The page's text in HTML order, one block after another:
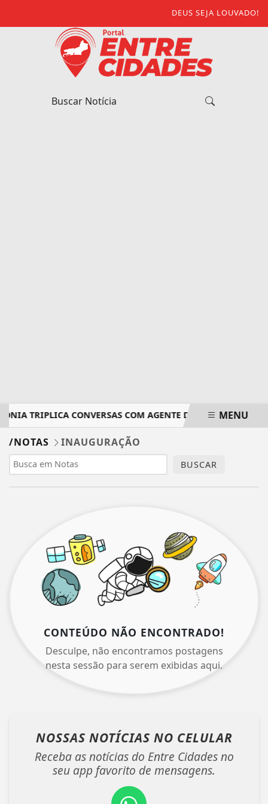
DEUS SEJA LOUVADO!
TRIPLICA CONVERSAS COM AGENTE DE IA EM NOVA
EM ALTA
MENU
/NOTAS INAUGURAÇÃO
BUSCAR
CONTEÚDO NÃO ENCONTRADO!
Desculpe, não encontramos postagens
nesta sessão para serem exibidas aqui.
NOSSAS NOTÍCIAS NO CELULAR
Receba as notícias do Entre Cidades no
seu app favorito de mensagens.